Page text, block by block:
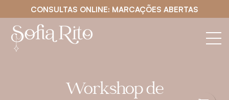
CONSULTAS ONLINE: MARCAÇÕES ABERTAS
Workshop de